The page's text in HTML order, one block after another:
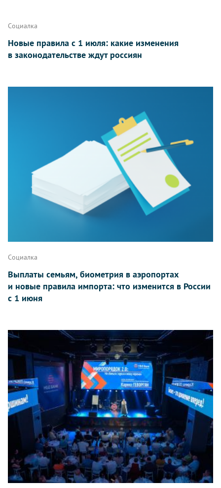
Социалка
Новые правила с 1 июля: какие изменения
в законодательстве ждут россиян
Социалка
Выплаты семьям, биометрия в аэропортах
и новые правила импорта: что изменится в России
с 1 июня